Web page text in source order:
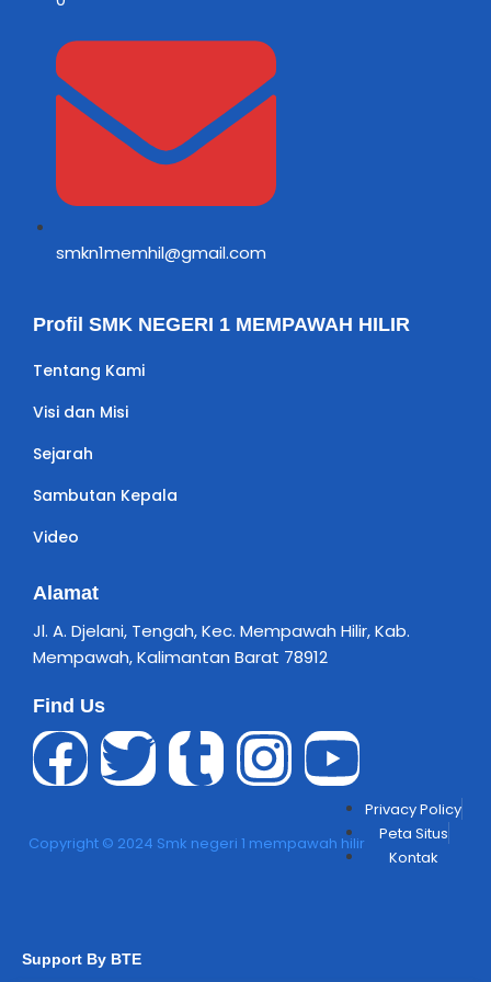
smkn1memhil@gmail.com
Profil SMK NEGERI 1 MEMPAWAH HILIR
Tentang Kami
Visi dan Misi
Sejarah
Sambutan Kepala
Video
Alamat
Jl. A. Djelani, Tengah, Kec. Mempawah Hilir, Kab.
Mempawah, Kalimantan Barat 78912
Find Us
Copyright © 2024 Smk negeri 1 mempawah hilir
Privacy Policy
Peta Situs
Kontak
Support By BTE